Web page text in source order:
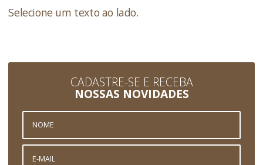
Selecione um texto ao lado.
CADASTRE-SE E RECEBA
NOSSAS NOVIDADES